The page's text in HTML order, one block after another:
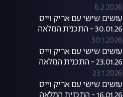
6.2.2026
עושים שישי עם אריק וייס
30.01.26 - התכנית המלאה
30.1.2026
עושים שישי עם אריק וייס
23.01.26 - התכנית המלאה
23.1.2026
עושים שישי עם אריק וייס